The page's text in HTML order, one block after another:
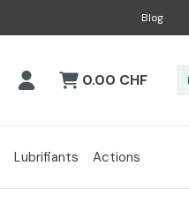
Blog
0.00 CHF
Lubrifiants Actions